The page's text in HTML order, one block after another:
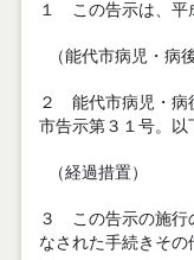
１ この告示は、平
（能代市病児・病
２ 能代市病児・病
市告示第３１号。以
（経過措置）
３ この告示の施行
なされた手続きその